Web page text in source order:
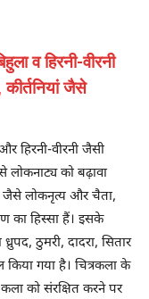
व हिरनी-वीरनी
जैसे
हिरनी-वीरनी जैसी
लोकनाट्य को बढ़ावा
जैसे लोकनृत्य और चैता,
का हिस्सा हैं। इसके
ठुमरी, दादरा, सितार
गया है। चित्रकला के
को संरक्षित करने पर